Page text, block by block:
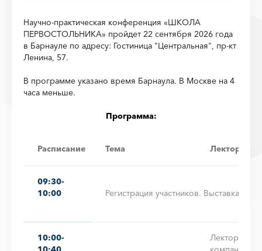
Научно-практическая конференция «ШКОЛА
ПЕРВОСТОЛЬНИКА» пройдет 22 сентября 2026 года
в Барнауле по адресу: Гостиница "Центральная", пр-кт
Ленина, 57.
В программе указано время Барнаула. В Москве на 4
часа меньше.
Программа:
Расписание Тема Лектор
09:30-
10:00
Регистрация участников. Выставка
10:00-
Лектор от